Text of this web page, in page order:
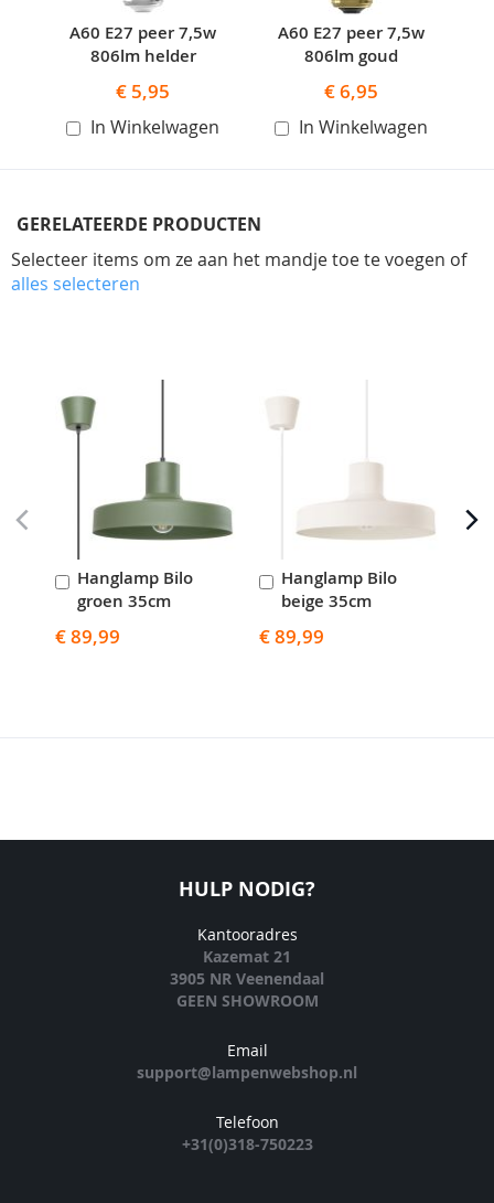
A60 E27 peer 7,5w
806lm helder
€ 5,95
In Winkelwagen
A60 E27 peer 7,5w
806lm goud
€ 6,95
In Winkelwagen
GERELATEERDE PRODUCTEN
Selecteer items om ze aan het mandje toe te voegen of
alles selecteren
Hanglamp Bilo
groen 35cm
€ 89,99
In
Winkelwagen
Hanglamp Bilo
beige 35cm
€ 89,99
In
Winkelwagen
HULP NODIG?
Kantooradres
Kazemat 21
3905 NR Veenendaal
GEEN SHOWROOM
Email
support@lampenwebshop.nl
Telefoon
+31(0)318-750223